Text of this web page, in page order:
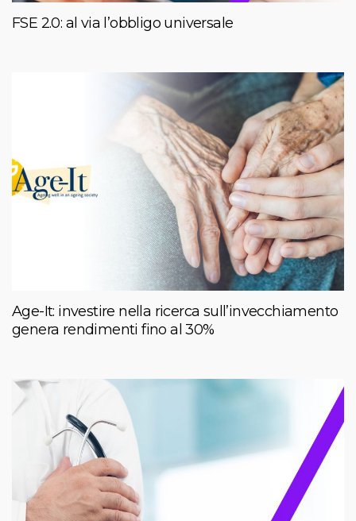
FSE 2.0: al via l’obbligo universale
Age-It: investire nella ricerca sull’invecchiamento
genera rendimenti fino al 30%